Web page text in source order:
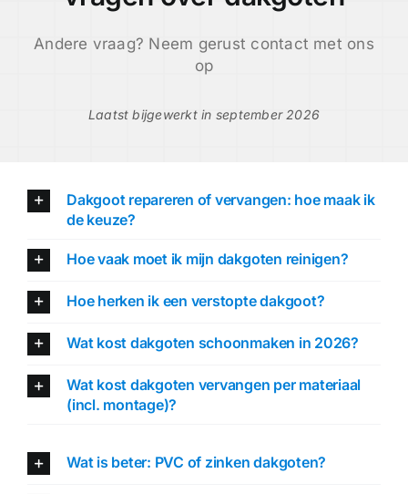
Andere vraag? Neem gerust contact met ons
op
Laatst bijgewerkt in september 2026
Dakgoot repareren of vervangen: hoe maak ik
de keuze?
Hoe vaak moet ik mijn dakgoten reinigen?
Hoe herken ik een verstopte dakgoot?
Wat kost dakgoten schoonmaken in 2026?
Wat kost dakgoten vervangen per materiaal
(incl. montage)?
Wat is beter: PVC of zinken dakgoten?